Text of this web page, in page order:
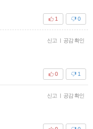
0
1
신고 | 공감 확인
1
0
신고 | 공감 확인